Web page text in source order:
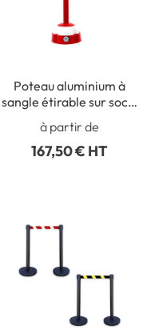
Poteau aluminium à
sangle étirable sur socle
à partir de
167,50 € HT